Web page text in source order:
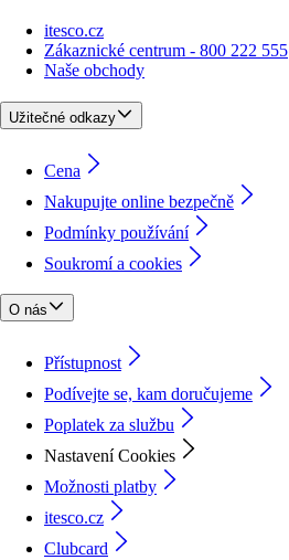
itesco.cz
Zákaznické centrum - 800 222 555
Naše obchody
Užitečné odkazy
Cena
Nakupujte online bezpečně
Podmínky používání
Soukromí a cookies
O nás
Přístupnost
Podívejte se, kam doručujeme
Poplatek za službu
Nastavení Cookies
Možnosti platby
itesco.cz
Clubcard